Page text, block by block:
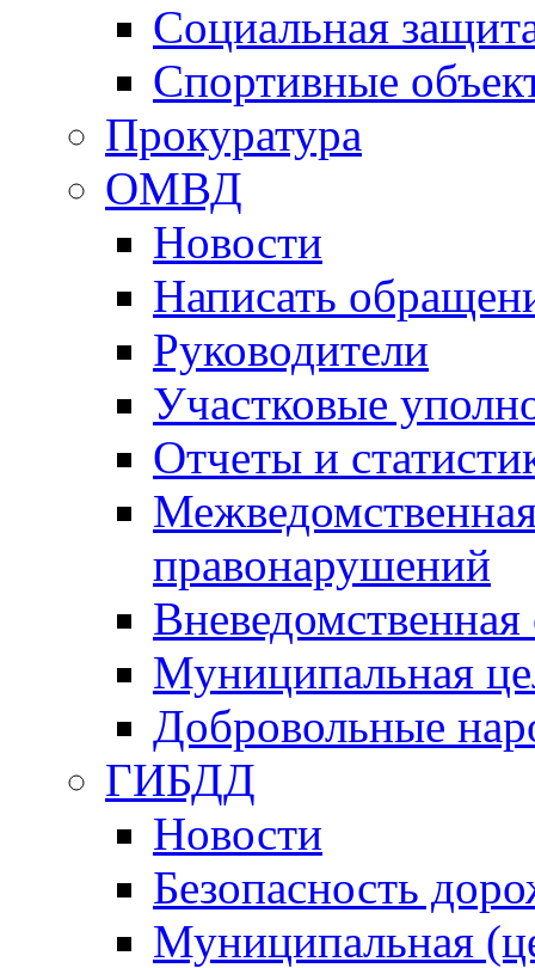
Социальная
Спортивные
Прокуратура
ОМВД
Новости
Написать
Руководители
Участковые
Отчеты и
правонарушений
Вневедомственная
Муниципальная
Добровольные
ГИБДД
Новости
Безопасность
Муниципальная